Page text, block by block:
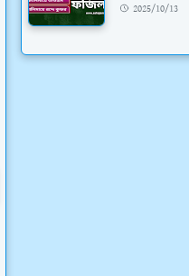
2025/10/13